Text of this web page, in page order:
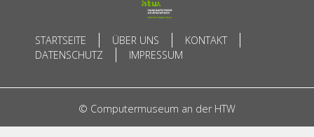
STARTSEITE ÜBER UNS
KONTAKT
DATENSCHUTZ
IMPRESSUM
© Computermuseum an der HTW